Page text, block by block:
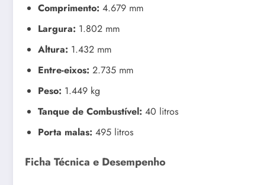
Comprimento: 4.679 mm
Largura: 1.802 mm
Altura: 1.432 mm
Entre-eixos: 2.735 mm
Peso: 1.449 kg
Tanque de Combustível: 40 litros
Porta malas: 495 litros
Ficha Técnica e Desempenho